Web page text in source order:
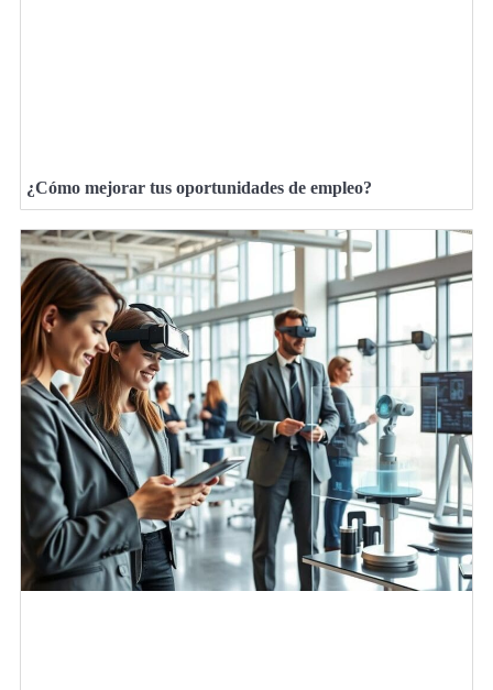
¿Cómo mejorar tus oportunidades de empleo?